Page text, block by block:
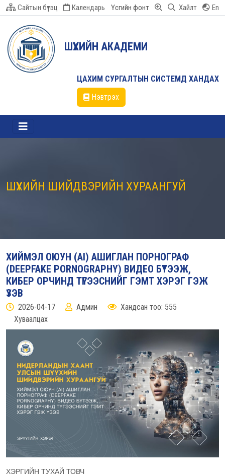
Сайтын бүтэц Календарь Үсгийн фонт Хайлт En
ШҮҮХИЙН АКАДЕМИ
ЦАХИМ СУРГАЛТЫН СИСТЕМД ХАНДАХ
Нэвтрэх
ШҮҮХИЙН ШИЙДВЭРИЙН ХУРААНГУЙ
ХИЙМЭЛ ОЮУН (AI) АШИГЛАН ПОРНОГРАФ
(DEEPFAKE PORNOGRAPHY) ВИДЕО БҮТЭЭЖ,
КИБЕР ОРЧИНД ТҮГЭЭСНИЙГ ГЭМТ ХЭРЭГ ГЭЖ
ҮЗЭВ
2026-04-17 Админ
Хандсан тоо: 555
Хуваалцах
ХЭРГИЙН ТУХАЙ ТОВЧ